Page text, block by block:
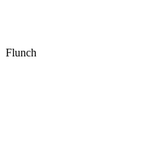
Flunch